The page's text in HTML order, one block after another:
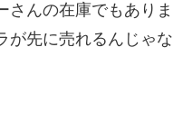
んの在庫でもありま
が先に売れるんじゃな